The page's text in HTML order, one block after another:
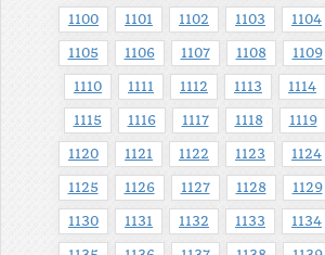
1100 1101 1102 1103 1104
1105 1106 1107 1108 1109
1110 1111 1112 1113 1114
1115 1116 1117 1118 1119
1120 1121 1122 1123 1124
1125 1126 1127 1128 1129
1130 1131 1132 1133 1134